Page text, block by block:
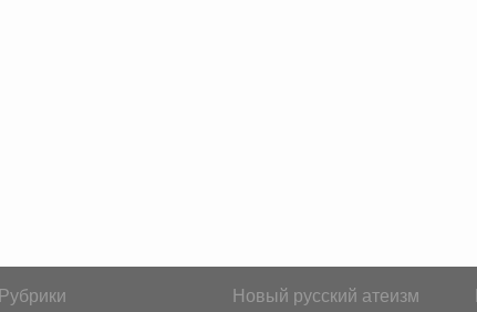
Рубрики
Новый русский атеизм